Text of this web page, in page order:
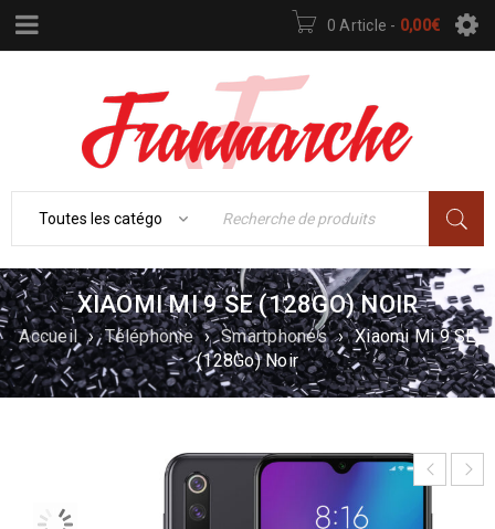
0 Article - 0,00€
XIAOMI MI 9 SE (128GO) NOIR
Accueil › Téléphonie › Smartphones › Xiaomi Mi 9 SE
(128Go) Noir